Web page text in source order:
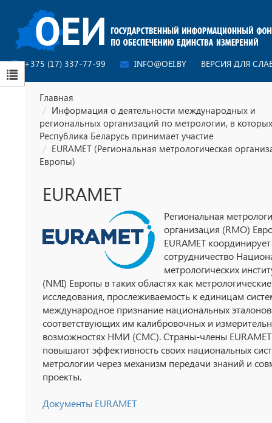
+375 (17) 337-77-99 INFO@OEI.BY ВЕРСИЯ ДЛЯ
Главная
Информация о деятельности международных и
региональных организаций по метрологии, в которых
Республика Беларусь принимает участие
EURAMET (Региональная метрологическая
Европы)
EURAMET
Региональная
организация (RMO)
EURAMET координирует
сотрудничество
метрологических
(NMI) Европы в таких областях как метрологические
исследования, прослеживаемость к единицам
международное признание национальных
соответствующих им калибровочных и
возможностях НМИ (CMC). Страны-члены EURAMET
повышают эффективность своих национальных
метрологии через механизм передачи знаний и
проекты.
Документы EURAMET